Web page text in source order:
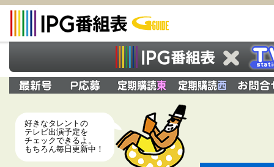
好きなタレントの
テレビ出演予定を
チェックできるよ。
もちろん毎日更新中！